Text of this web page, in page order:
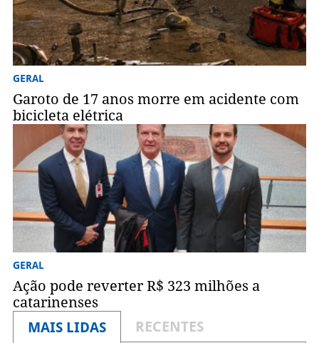
GERAL
Garoto de 17 anos morre em acidente com
bicicleta elétrica
GERAL
Ação pode reverter R$ 323 milhões a
catarinenses
MAIS LIDAS
RECENTES